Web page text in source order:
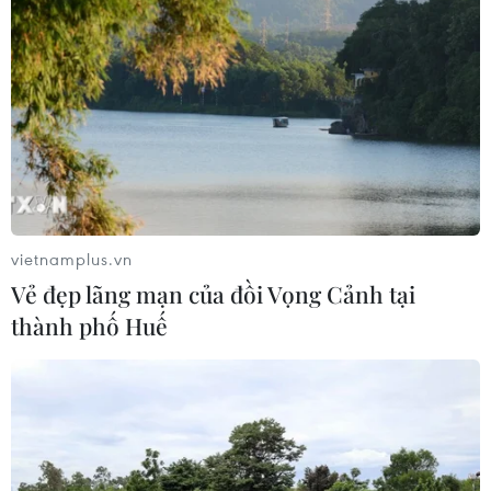
Từ mở rộng số lượng đến nâng cao
chất lượng doanh nghiệp tư nhân ở
Tây Ninh
06/08/2026 04:23
Alphabet cải tổ hàng ngũ lãnh đạo
giữa cuộc đua AGI
06/08/2026 04:22
Techcom Life và cách tiếp cận mới
cho bài toán bảo vệ sức khỏe của
vietnamplus.vn
Vẻ đẹp lãng mạn của đồi Vọng Cảnh tại
thành phố Huế